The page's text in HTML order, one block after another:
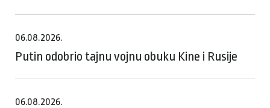
06.08.2026.
Putin odobrio tajnu vojnu obuku Kine i Rusije
06.08.2026.